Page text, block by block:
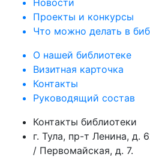
Новости
Проекты и конкурсы
Что можно делать в
О нашей библиотеке
Визитная карточка
Контакты
Руководящий состав
Контакты библиотеки
г. Тула, пр-т Ленина, д.
/ Первомайская, д. 7.